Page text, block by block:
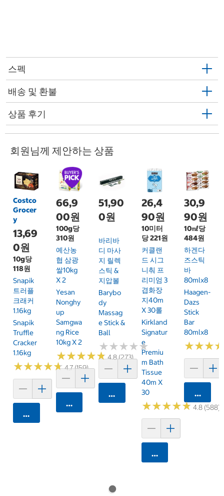
스펙
배송 및 환불
상품 후기
회원님께 제안하는 상품
Costco
Grocer
y
13,69
0원
10g당
118원
Snapik
트러플
크래커
1.16kg
Snapik
Truffle
Cracker
1.16kg
★★★★★
★★★★★4.7 (159)
카트에 담기
66,9
00원
100g당
310원
예산농
협 삼광
쌀10kg
X 2
Yesan
Nonghy
Up
Samgwa
Ng Rice
10kg X 2
★★★★★
★★★★★4.8 (273)
카트에 담기
51,90
0원
바리바
디 마사
지 릴렉
스틱 &
지압볼
Barybo
Dy
Massag
E Stick &
Ball
★★★★★
★★★★★
카트에 담기
26,4
90원
10미터
당 221원
커클랜
드 시그
니춰 프
리미엄 3
겹화장
지40m
X 30롤
Kirkland
Signatur
E
Premiu
M Bath
Tissue
40m X
30
★★★★★
★★★★★4.8 (588)
카트에 담기
30,9
90원
10㎖당
484원
하겐다
즈스틱
바
80mlx8
Haagen-
Dazs
Stick
Bar
80mlx8
★★★
★★★
카트에